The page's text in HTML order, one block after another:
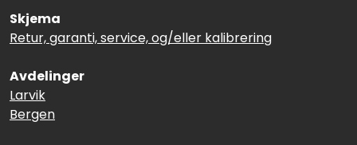
Skjema
Retur, garanti, service, og/eller kalibrering
Avdelinger
Larvik
Bergen